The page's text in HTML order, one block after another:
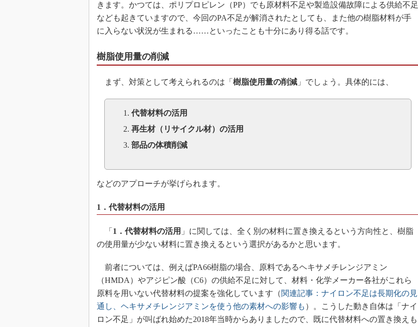
きます。かつては、ポリプロピレン（PP）でも原材料不足や製造設備故障による供給不足
なども起きていますので、今回のPA不足が解消されたとしても、また他の樹脂材料が手
に入らない状況が生まれる……といったことも十分にあり得る話です。
樹脂使用量の削減
まず、対策として考えられるのは「 樹脂使用量の削減 」でしょう。具体的には、
代替材料の活用
再生材（リサイクル材）の活用
部品の体積削減
などのアプローチが挙げられます。
1．代替材料の活用
「 1．代替材料の活用 」に関しては、全く別の材料に置き換えるという方向性と、樹脂
の使用量が少ない材料に置き換えるという選択があるかと思います。
前者については、例えばPA66樹脂の場合、原料であるヘキサメチレンジアミン
（HMDA）やアジピン酸（C6）の供給不足に対して、材料・化学メーカー各社がこれら
原料を用いない代替材料の提案を強化しています（関連記事：ナイロン不足は長期化の見
通し、ヘキサメチレンジアミンを使う他の素材への影響も ）。こうした動き自体は「ナイ
ロン不足」が叫ばれ始めた2018年当時からありましたので、既に代替材料への置き換えも